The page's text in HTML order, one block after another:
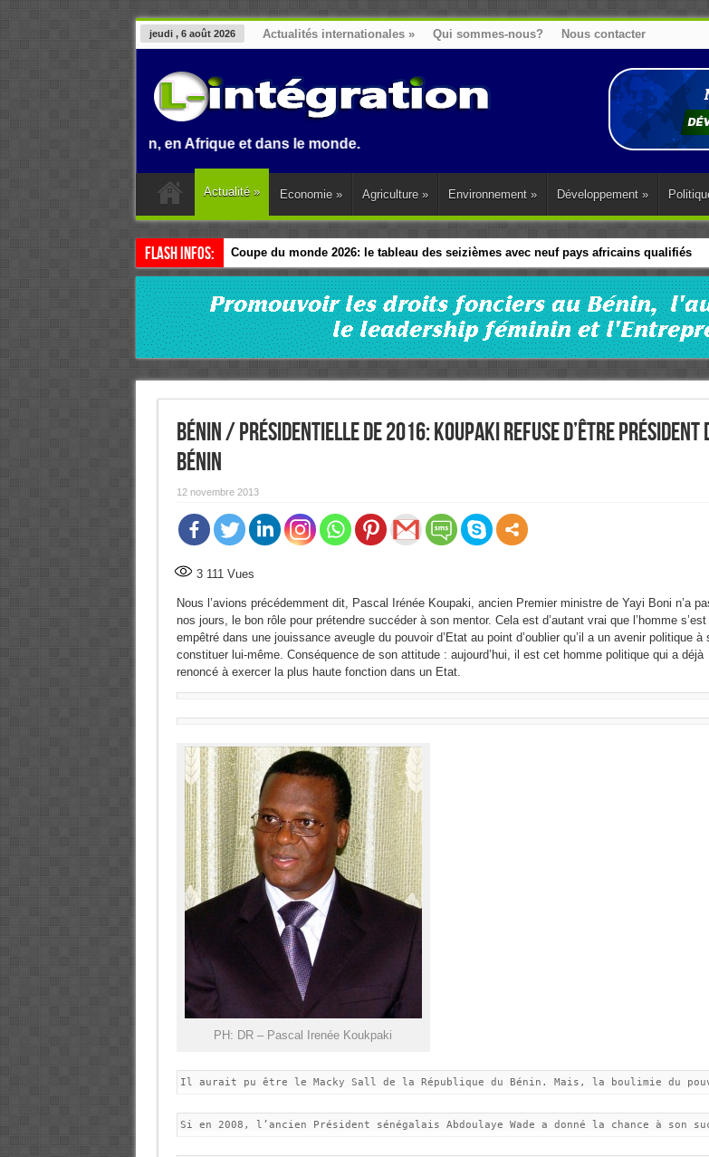
jeudi , 6 août 2026 Actualités internationales » Qui sommes-nous? Nous contacter
au Benin, en Afrique et dans le monde.
Actualité » Economie » Agriculture » Environnement » Développement »
Flash Infos: Coupe du monde 2026: le tableau des seizièmes avec neuf pays africains qualifiés
Bénin / Présidentielle de 2016: Koupaki refuse d’être Président
Bénin
12 novembre 2013
3 111Vues
Nous l’avions précédemment dit, Pascal Irénée Koupaki, ancien Premier ministre de Yayi Boni n’a
nos jours, le bon rôle pour prétendre succéder à son mentor. Cela est d’autant vrai que l’homme s’est
empêtré dans une jouissance aveugle du pouvoir d’Etat au point d’oublier qu’il a un avenir politique à
constituer lui-même. Conséquence de son attitude : aujourd’hui, il est cet homme politique qui a déjà
renoncé à exercer la plus haute fonction dans un Etat.
PH: DR – Pascal Irenée Koukpaki
Il aurait pu être le Macky Sall de la République du Bénin. Mais, la boulimie du
Si en 2008, l’ancien Président sénégalais Abdoulaye Wade a donné la chance à